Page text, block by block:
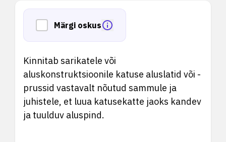
Märgi oskus
Kinnitab sarikatele või
aluskonstruktsioonile katuse aluslatid või -
prussid vastavalt nõutud sammule ja
juhistele, et luua katusekatte jaoks kandev
ja tuulduv aluspind.